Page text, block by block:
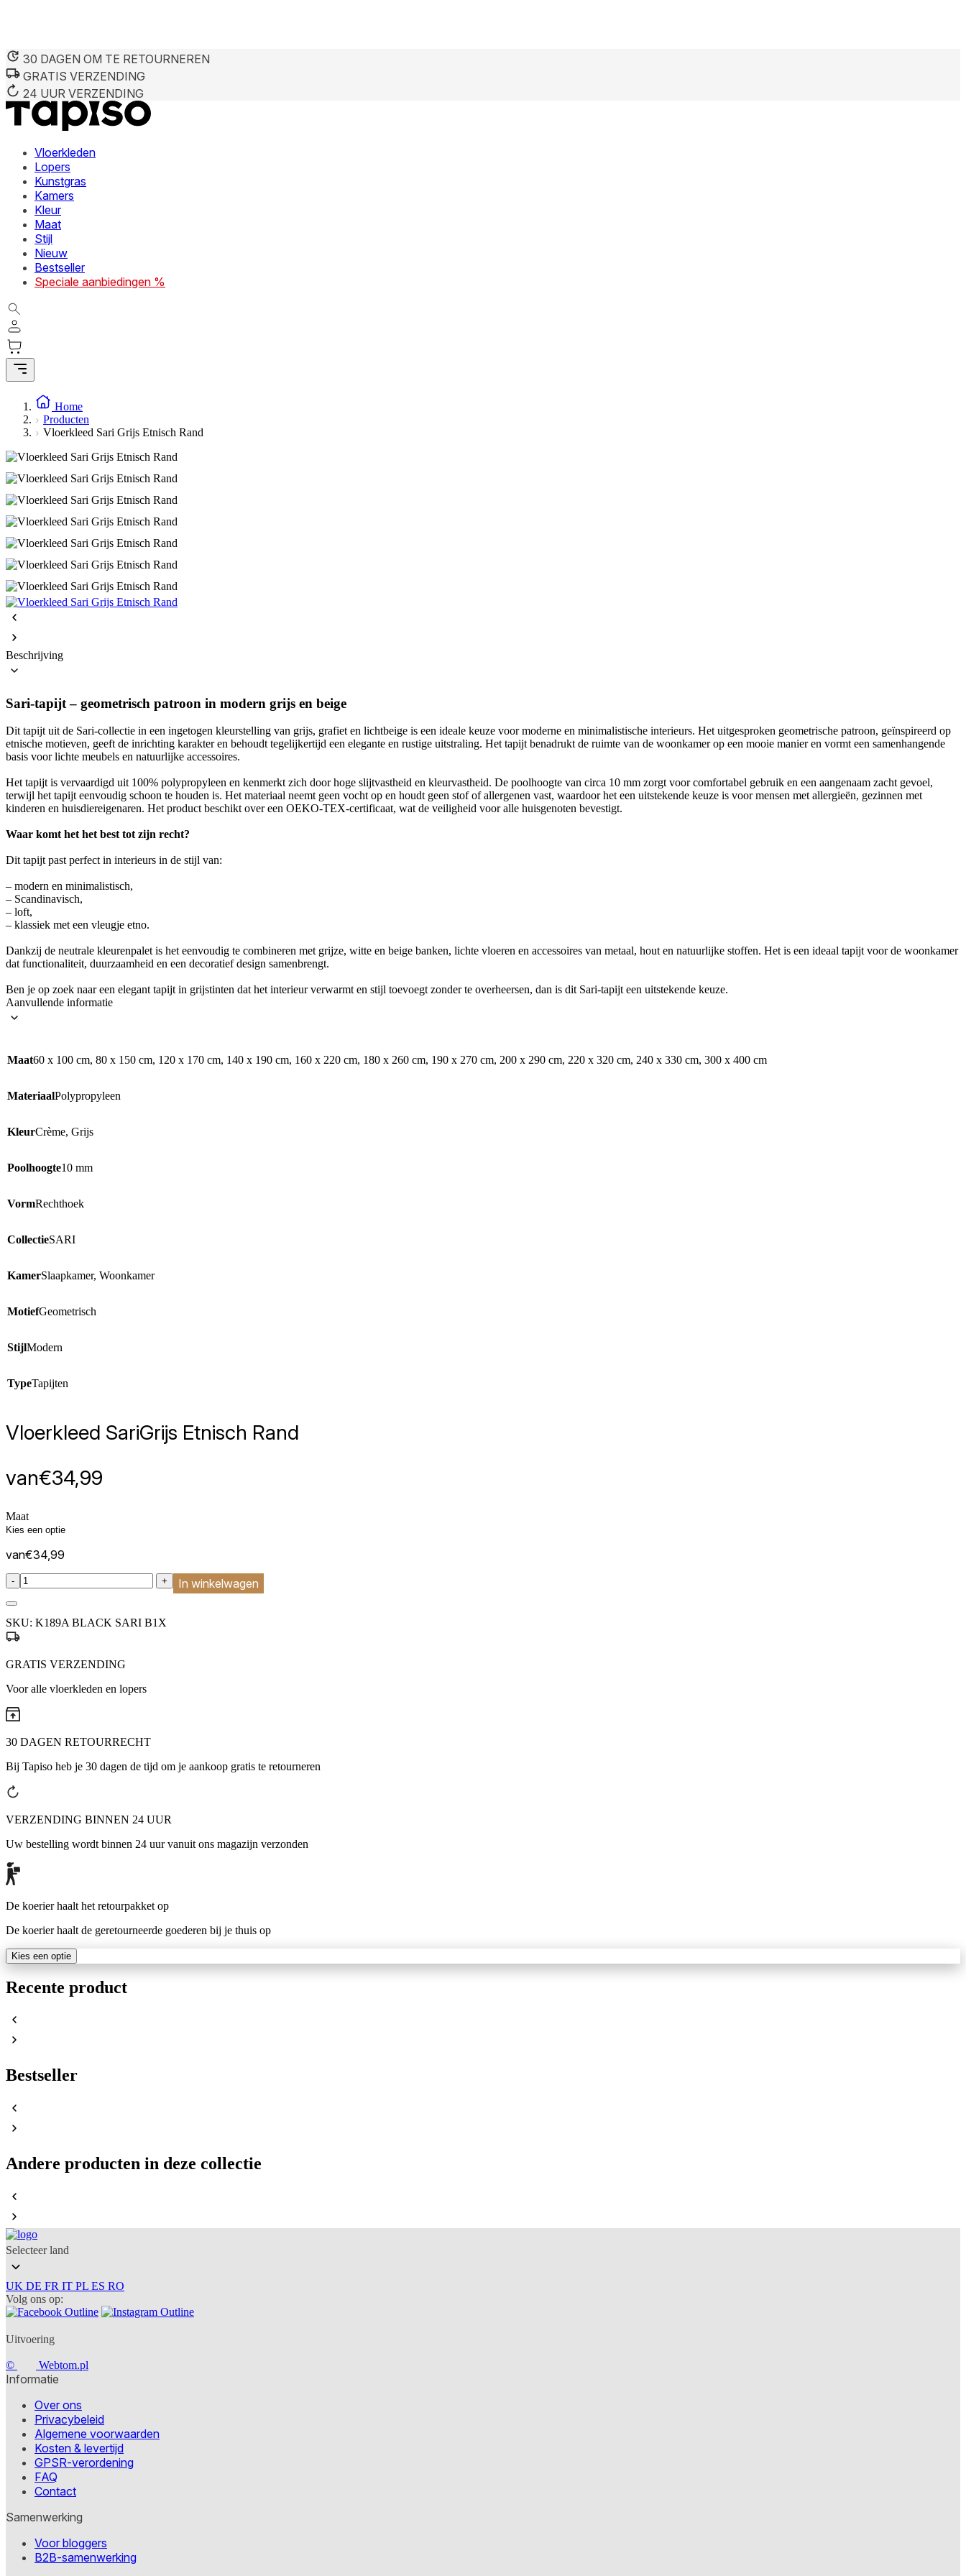
30 DAGEN OM TE RETOURNEREN
GRATIS VERZENDING
24 UUR VERZENDING
Vloerkleden
Lopers
Kunstgras
Kamers
Kleur
Maat
Stijl
Nieuw
Bestseller
Speciale aanbiedingen %
Home
Producten
Vloerkleed Sari Grijs Etnisch Rand
Beschrijving
Sari-tapijt – geometrisch patroon in modern grijs en beige
Dit tapijt uit de Sari-collectie in een ingetogen kleurstelling van grijs, grafiet en lichtbeige is een ideale keuze voor moderne en minimalistische interieurs. Het uitgesproken geometrische patroon, geïnspireerd op
etnische motieven, geeft de inrichting karakter en behoudt tegelijkertijd een elegante en rustige uitstraling. Het tapijt benadrukt de ruimte van de woonkamer op een mooie manier en vormt een samenhangende
basis voor lichte meubels en natuurlijke accessoires.
Het tapijt is vervaardigd uit 100% polypropyleen en kenmerkt zich door hoge slijtvastheid en kleurvastheid. De poolhoogte van circa 10 mm zorgt voor comfortabel gebruik en een aangenaam zacht gevoel,
terwijl het tapijt eenvoudig schoon te houden is. Het materiaal neemt geen vocht op en houdt geen stof of allergenen vast, waardoor het een uitstekende keuze is voor mensen met allergieën, gezinnen met
kinderen en huisdiereigenaren. Het product beschikt over een OEKO-TEX-certificaat, wat de veiligheid voor alle huisgenoten bevestigt.
Waar komt het het best tot zijn recht?
Dit tapijt past perfect in interieurs in de stijl van:
– modern en minimalistisch,
– Scandinavisch,
– loft,
– klassiek met een vleugje etno.
Dankzij de neutrale kleurenpalet is het eenvoudig te combineren met grijze, witte en beige banken, lichte vloeren en accessoires van metaal, hout en natuurlijke stoffen. Het is een ideaal tapijt voor de woonkamer
dat functionaliteit, duurzaamheid en een decoratief design samenbrengt.
Ben je op zoek naar een elegant tapijt in grijstinten dat het interieur verwarmt en stijl toevoegt zonder te overheersen, dan is dit Sari-tapijt een uitstekende keuze.
Aanvullende informatie
Maat60 x 100 cm, 80 x 150 cm, 120 x 170 cm, 140 x 190 cm, 160 x 220 cm, 180 x 260 cm, 190 x 270 cm, 200 x 290 cm, 220 x 320 cm, 240 x 330 cm, 300 x 400 cm
MateriaalPolypropyleen
KleurCrème, Grijs
Poolhoogte10 mm
VormRechthoek
CollectieSARI
KamerSlaapkamer, Woonkamer
MotiefGeometrisch
StijlModern
TypeTapijten
Vloerkleed SariGrijs Etnisch Rand
van€34,99
Maat
van€34,99
:product_name quantity
- + In winkelwagen
SKU: K189A BLACK SARI B1X
GRATIS VERZENDING
Voor alle vloerkleden en lopers
30 DAGEN RETOURRECHT
Bij Tapiso heb je 30 dagen de tijd om je aankoop gratis te retourneren
VERZENDING BINNEN 24 UUR
Uw bestelling wordt binnen 24 uur vanuit ons magazijn verzonden
De koerier haalt het retourpakket op
De koerier haalt de geretourneerde goederen bij je thuis op
Kies een optie
Recente product
Bestseller
Andere producten in deze collectie
Selecteer land
UK DE FR IT PL ES RO
Volg ons op:
Uitvoering
© Webtom.pl
Informatie
Over ons
Privacybeleid
Algemene voorwaarden
Kosten & levertijd
GPSR-verordening
FAQ
Contact
Samenwerking
Voor bloggers
B2B-samenwerking